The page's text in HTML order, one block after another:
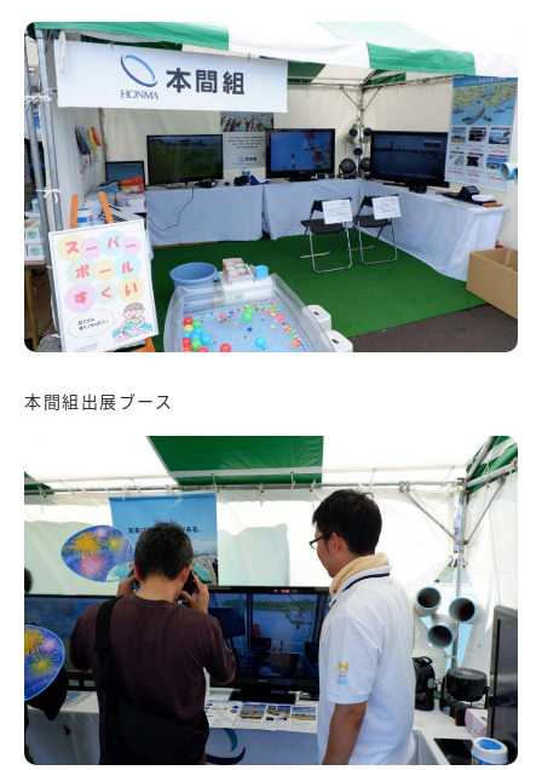
本間組出展ブース